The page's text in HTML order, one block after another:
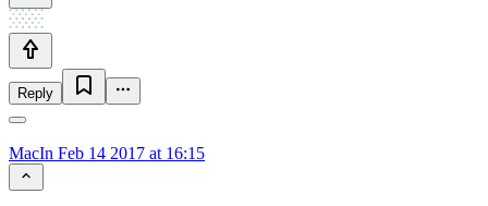
Reply
MacIn Feb 14 2017 at 16:15